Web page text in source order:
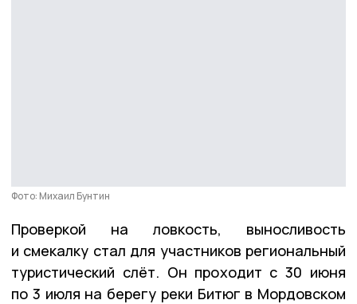
Фото: Михаил Бунтин
Проверкой на ловкость, выносливость
и смекалку стал для участников региональный
туристический слёт. Он проходит с 30 июня
по 3 июля на берегу реки Битюг в Мордовском